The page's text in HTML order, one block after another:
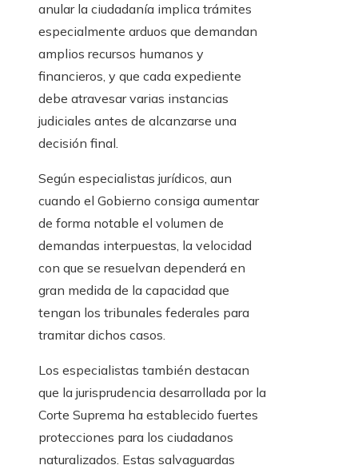
anular la ciudadanía implica trámites
especialmente arduos que demandan
amplios recursos humanos y
financieros, y que cada expediente
debe atravesar varias instancias
judiciales antes de alcanzarse una
decisión final.
Según especialistas jurídicos, aun
cuando el Gobierno consiga aumentar
de forma notable el volumen de
demandas interpuestas, la velocidad
con que se resuelvan dependerá en
gran medida de la capacidad que
tengan los tribunales federales para
tramitar dichos casos.
Los especialistas también destacan
que la jurisprudencia desarrollada por la
Corte Suprema ha establecido fuertes
protecciones para los ciudadanos
naturalizados. Estas salvaguardas